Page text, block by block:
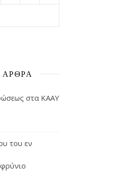
στα ΚΑΑΥ
του εν